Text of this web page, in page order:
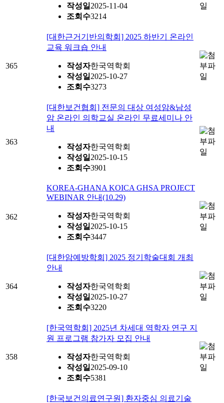
작성일 2025-11-04
조회수3214
365
[대한근거기반의학회] 2025 하반기 온라인
교육 워크숍 안내
작성자한국역학회
작성일 2025-10-27
조회수3273
363
[대한보건협회] 전문의 대상 여성암&남성
암 온라인 의학교실 온라인 무료세미나 안
내
작성자한국역학회
작성일 2025-10-15
조회수3901
362
KOREA-GHANA KOICA GHSA PROJECT
WEBINAR 안내(10.29)
작성자한국역학회
작성일 2025-10-15
조회수3447
364
[대한암예방학회] 2025 정기학술대회 개최
안내
작성자한국역학회
작성일 2025-10-27
조회수3220
358
[한국역학회] 2025년 차세대 역학자 연구 지
원 프로그램 참가자 모집 안내
작성자한국역학회
작성일 2025-09-10
조회수5381
[한국보건의료연구원] 환자중심 의료기술